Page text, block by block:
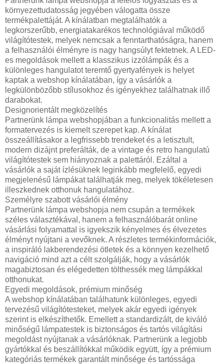
környezettudatosság jegyében válogatta össze
termékpalettáját. A kínálatban megtalálhatók a
legkorszerűbb, energiatakarékos technológiával működő
világítótestek, melyek nemcsak a fenntarthatóságra, hanem
a felhasználói élményre is nagy hangsúlyt fektetnek. A LED-
es megoldások mellett a klasszikus izzólámpák és a
különleges hangulatot teremtő gyertyafények is helyet
kaptak a webshop kínálatában, így a vásárlók a
legkülönbözőbb stílusokhoz és igényekhez találhatnak illő
darabokat.
Designorientált megközelítés
Partnerünk lámpa webshopjában a funkcionalitás mellett a
formatervezés is kiemelt szerepet kap. A kínálat
összeállításakor a legfrissebb trendeket és a letisztult,
modern dizájnt preferálták, de a vintage és retro hangulatú
világítótestek sem hiányoznak a palettáról. Ezáltal a
vásárlók a saját ízlésüknek leginkább megfelelő, egyedi
megjelenésű lámpákat találhatják meg, melyek tökéletesen
illeszkednek otthonuk hangulatához.
Személyre szabott vásárlói élmény
Partnerünk lámpa webshopja nem csupán a termékek
széles választékával, hanem a felhasználóbarát online
vásárlási folyamattal is igyekszik kényelmes és élvezetes
élményt nyújtani a vevőknek. A részletes termékinformációk,
a inspiráló lakberendezési ötletek és a könnyen kezelhető
navigáció mind azt a célt szolgálják, hogy a vásárlók
magabiztosan és elégedetten tölthessék meg lámpákkal
otthonukat.
Egyedi megoldások, prémium minőség
A webshop kínálatában találhatunk különleges, egyedi
tervezésű világítótesteket, melyek akár egyedi igények
szerint is elkészíthetők. Emellett a standardizált, de kiváló
minőségű lámpatestek is biztonságos és tartós világítási
megoldást nyújtanak a vásárlóknak. Partnerünk a legjobb
gyártókkal és beszállítókkal működik együtt, így a prémium
kategóriás termékek garantált minősége és tartóssága